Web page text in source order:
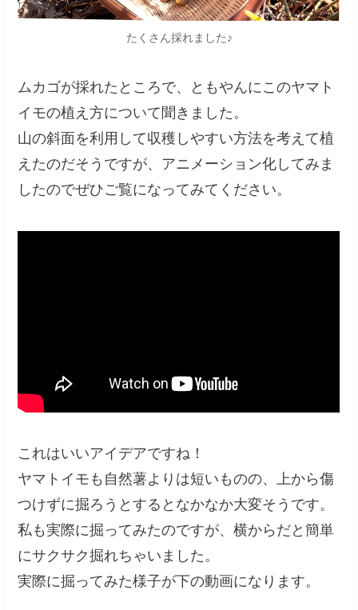
たくさん採れました♪
ムカゴが採れたところで、ともやんにこのヤマト
イモの植え方について聞きました。
山の斜面を利用して収穫しやすい方法を考えて植
えたのだそうですが、アニメーション化してみま
したのでぜひご覧になってみてください。
これはいいアイデアですね！
ヤマトイモも自然薯よりは短いものの、上から傷
つけずに掘ろうとするとなかなか大変そうです。
私も実際に掘ってみたのですが、横からだと簡単
にサクサク掘れちゃいました。
実際に掘ってみた様子が下の動画になります。